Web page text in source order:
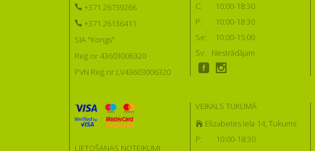
+371 26739266
+371 26136411
SIA "Kongs"
Reģ.nr 43603006320
PVN Reģ.nr LV43603006320
LIETOŠANAS NOTEIKUMI
C:
10:00-18:30
P:
10:00-18:30
Se:
10:00-15:00
Sv:
Nestrādājam
VEIKALS TUKUMĀ
Elizabetes iela 14, Tukums
P:
10:00-18:30